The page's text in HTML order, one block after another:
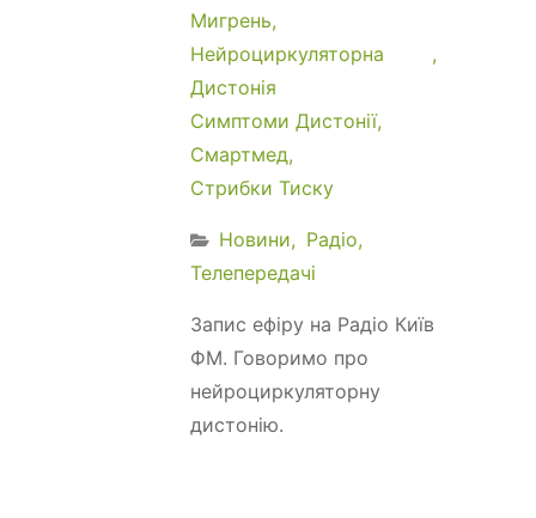
Мигрень
Нейроциркуляторна
Дистонія
Симптоми Дистонії
Смартмед
Стрибки Тиску
Новини
Радіо
Телепередачі
Запис ефіру на Радіо Київ
ФМ. Говоримо про
нейроциркуляторну
дистонію.